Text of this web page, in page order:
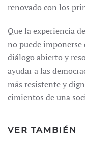
renovado con los
Que la experiencia
no puede imponerse
diálogo abierto y
ayudar a las
más resistente y
cimientos de una
VER TAMBIÉN